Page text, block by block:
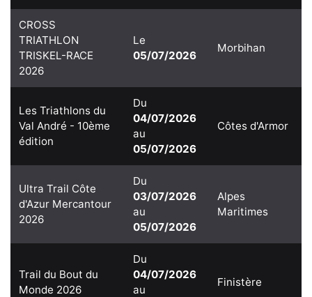
CROSS
TRIATHLON
TRISKEL-RACE
2026
Le
05/07/2026
Morbihan
Les Triathlons du
Val André - 10ème
édition
Du
04/07/2026
au
05/07/2026
Côtes d'Armor
Ultra Trail Côte
d'Azur Mercantour
2026
Du
03/07/2026
au
05/07/2026
Alpes
Maritimes
Trail du Bout du
Monde 2026
Du
04/07/2026
au
Finistère